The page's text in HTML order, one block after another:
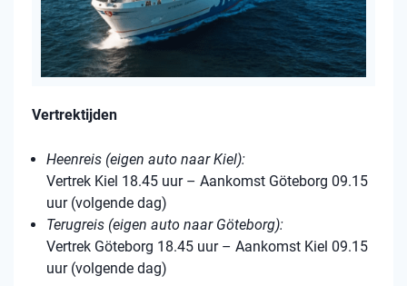
Vertrektijden
Heenreis (eigen auto naar Kiel):
Vertrek Kiel 18.45 uur – Aankomst Göteborg 09.15
uur (volgende dag)
Terugreis (eigen auto naar Göteborg):
Vertrek Göteborg 18.45 uur – Aankomst Kiel 09.15
uur (volgende dag)